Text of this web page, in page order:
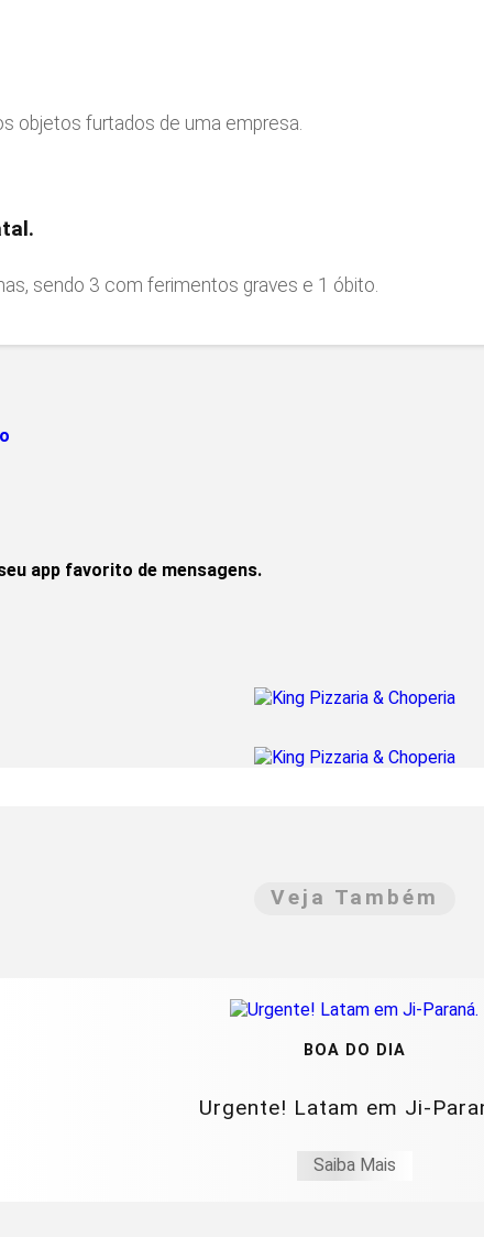
objetos furtados de uma empresa.
sendo 3 com ferimentos graves e 1 óbito.
app favorito de mensagens.
Veja Também
BOA DO DIA
Urgente! Latam em Ji-
Saiba Mais